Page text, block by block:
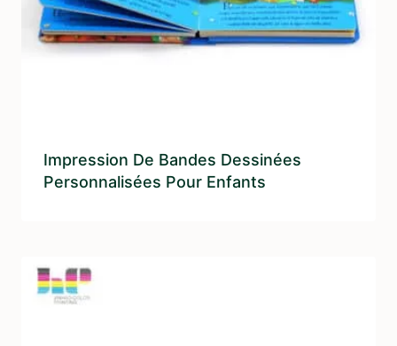
Impression De Bandes Dessinées
Personnalisées Pour Enfants